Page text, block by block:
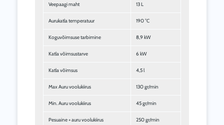
Veepaagi maht 13 L
Aurukatla temperatuur 190 °C
Koguvõimsuse tarbimine 8,9 kW
Katla võimsustarve 6 kW
Katla võimsus 4,5 l
Max Auru voolukiirus 130 gr/min
Min. Auru voolukiirus 45 gr/min
Pesuaine + auru voolukiirus 250 gr/min